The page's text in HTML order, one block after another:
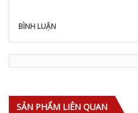
BÌNH LUẬN
SẢN PHẨM LIÊN QUAN